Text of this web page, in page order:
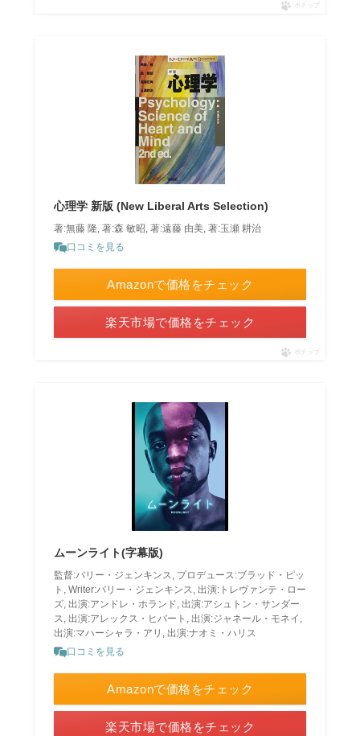
ポチップ
心理学 新版 (New Liberal Arts Selection)
著:無藤 隆, 著:森 敏昭, 著:遠藤 由美, 著:玉瀬 耕治
口コミを見る
Amazonで価格をチェック
楽天市場で価格をチェック
ポチップ
ムーンライト(字幕版)
監督:バリー・ジェンキンス, プロデュース:ブラッド・ピッ
ト, Writer:バリー・ジェンキンス, 出演:トレヴァンテ・ロー
ズ, 出演:アンドレ・ホランド, 出演:アシュトン・サンダー
ス, 出演:アレックス・ヒバート, 出演:ジャネール・モネイ,
出演:マハーシャラ・アリ, 出演:ナオミ・ハリス
口コミを見る
Amazonで価格をチェック
楽天市場で価格をチェック